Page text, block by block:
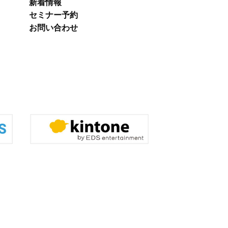
新着情報
セミナー予約
お問い合わせ